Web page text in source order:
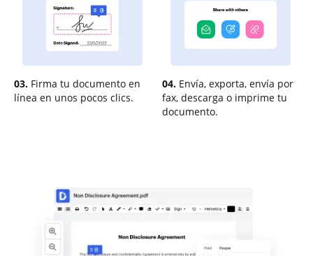
03. Firma tu documento en
línea en unos pocos clics.
04. Envía, exporta, envía por
fax, descarga o imprime tu
documento.